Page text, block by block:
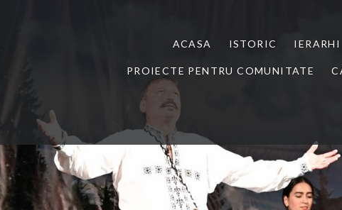
ACASA ISTORIC IERARHI
PROIECTE PENTRU COMUNITATE